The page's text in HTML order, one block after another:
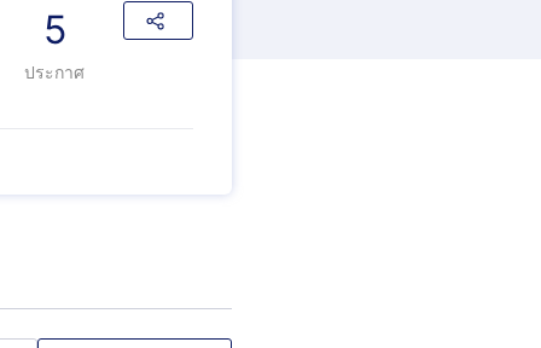
5
ประกาศ